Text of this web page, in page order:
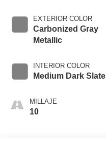
EXTERIOR COLOR
Carbonized Gray
Metallic
INTERIOR COLOR
Medium Dark Slate
MILLAJE
10